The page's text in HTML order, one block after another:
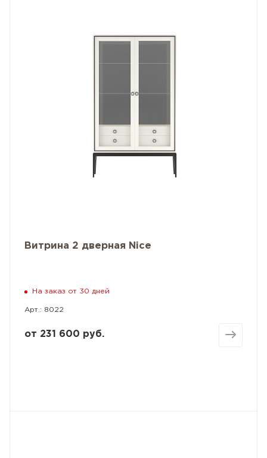
Витрина 2 дверная Nice
На заказ от 30 дней
Арт.: 8022
от 231 600 руб.